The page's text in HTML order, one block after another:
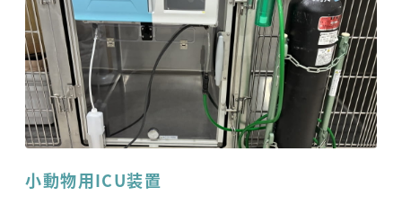
小動物用ICU装置